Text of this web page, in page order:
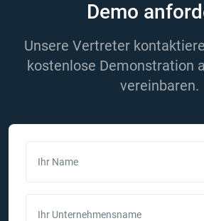
Demo
Unsere Vertreter
kostenlose Demonstration
vereinbaren.
Ihr Name
Ihr Unternehmensname